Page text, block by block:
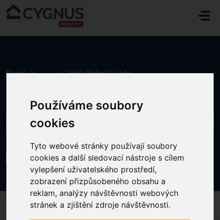
Používáme soubory
cookies
Tyto webové stránky používají soubory
cookies a další sledovací nástroje s cílem
vylepšení uživatelského prostředí,
zobrazení přizpůsobeného obsahu a
reklam, analýzy návštěvnosti webových
stránek a zjištění zdroje návštěvnosti.
Přeskočit na hlavní obsah
Domů ... Výběr žádostí k odeslání na kraj
Výběr žádostí k odeslání na kraj
Změněno dne Út, 12 Květen v 3:46 ODPOLEDNE